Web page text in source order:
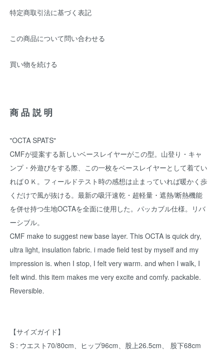
特定商取引法に基づく表記
この商品について問い合わせる
買い物を続ける
商品説明
"OCTA SPATS"
CMFが提案する新しいベースレイヤーがこの型。山登り・キャ
ンプ・外遊びをする際、この一枚をベースレイヤーとして着てい
ればＯＫ。フィールドテスト時の感想は止まっていれば暖かく歩
くだけで風が抜ける。最新の吸汗速乾・超軽量・遮熱/断熱機能
を併せ持つ生地OCTAを全面に使用した。パッカブル仕様。リバ
ーシブル。
CMF make to suggest new base layer. This OCTA is quick dry,
ultra light, insulation fabric. i made field test by myself and my
impression is. when I stop, I felt very warm. and when I walk, I
felt wind. this item makes me very excite and comfy. packable.
Reversible.
【サイズガイド】
S : ウエスト70/80cm、ヒップ96cm、股上26.5cm、 股下68cm